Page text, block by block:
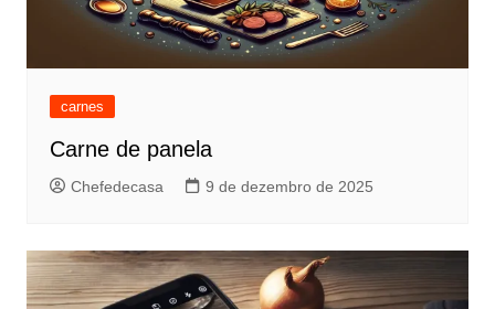
carnes
Carne de panela
Chefedecasa 9 de dezembro de 2025